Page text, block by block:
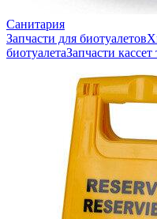
Санитария
Запчасти для биотуалетов
биотуалетаЗапчасти кассет